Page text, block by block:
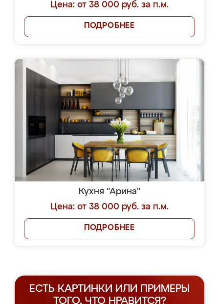
Цена: от 38 000 руб. за п.м.
ПОДРОБНЕЕ
Кухня "Арина"
Цена: от 38 000 руб. за п.м.
ПОДРОБНЕЕ
ЕСТЬ КАРТИНКИ ИЛИ ПРИМЕРЫ
ТОГО, ЧТО НРАВИТСЯ?